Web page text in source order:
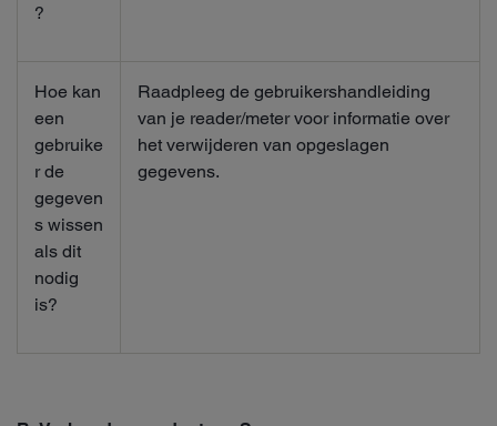
?
Hoe kan
een
gebruike
r de
gegeven
s wissen
als dit
nodig
is?
Raadpleeg de gebruikershandleiding
van je reader/meter voor informatie over
het verwijderen van opgeslagen
gegevens.